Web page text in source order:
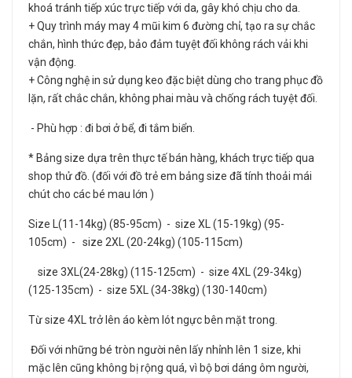
khoá tránh tiếp xúc trực tiếp với da, gây khó chịu cho da.
+ Quy trình máy may 4 mũi kim 6 đường chỉ, tạo ra sự chắc
chắn, hình thức đẹp, bảo đảm tuyệt đối không rách vải khi
vận động.
+ Công nghệ in sử dụng keo đặc biệt dùng cho trang phục đồ
lặn, rất chắc chắn, không phai màu và chống rách tuyệt đối.
- Phù hợp : đi bơi ở bể, đi tắm biển.
* Bảng size dựa trên thực tế bán hàng, khách trực tiếp qua
shop thử đồ. (đối với đồ trẻ em bảng size đã tính thoải mái
chút cho các bé mau lớn )
Size L(11-14kg) (85-95cm) - size XL (15-19kg) (95-
105cm) - size 2XL (20-24kg) (105-115cm)
size 3XL(24-28kg) (115-125cm) - size 4XL (29-34kg)
(125-135cm) - size 5XL (34-38kg) (130-140cm)
Từ size 4XL trở lên áo kèm lót ngực bên mặt trong.
Đối với những bé tròn người nên lấy nhỉnh lên 1 size, khi
mặc lên cũng không bị rộng quá, vì bộ bơi dáng ôm người,